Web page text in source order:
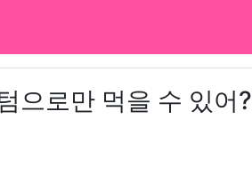
으로만 먹을 수 있어?